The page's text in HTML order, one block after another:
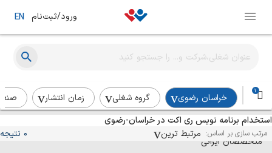
ورود/ثبت‌نام EN
1
خراسان رضوی گروه شغلی زمان انتشار
استخدام برنامه نویس ری اکت در خراسان-رضوی
مرتب سازی بر اساس: مرتبط ترین 0 نتیجه
آگهی‌های استخدام و همکاری برای
متخصصان ایرانی